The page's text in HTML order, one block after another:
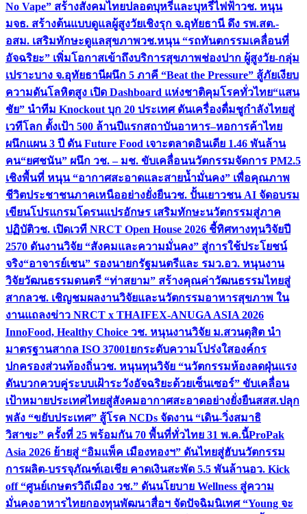
No Vape” สร้างสังคมไทยปลอดบุหรี่และบุหรี่ไฟฟ้าวช. หนุน
มจธ. สร้างต้นแบบดูแลผู้สูงวัยเชิงรุก จ.อุทัยธานี ดึง รพ.สต.-
อสม. เสริมทักษะดูแลสุขภาพวช.หนุน “รถทันตกรรมเคลื่อนที่
อัจฉริยะ” เพิ่มโอกาสเข้าถึงบริการสุขภาพช่องปาก ผู้สูงวัย-กลุ่ม
เปราะบาง จ.อุทัยธานีผนึก 5 ภาคี “Beat the Pressure” สู้ภัยเงียบ
ความดันโลหิตสูง เปิด Dashboard แห่งชาติคุมโรคทั่วไทย“แสน
ชัย” นำทีม Knockout บุก 20 ประเทศ ดันเครื่องดื่มชูกำลังไทยสู่
เวทีโลก ตั้งเป้า 500 ล้านปีแรกสถาบันอาหาร–หอการค้าไทย
ผนึกแผน 3 ปี ดัน Future Food เจาะตลาดอินเดีย 1.46 พันล้าน
คน“ยศชนัน” ผนึก วช. – มช. ขับเคลื่อนนวัตกรรมจัดการ PM2.5
เชิงพื้นที่ หนุน “อากาศสะอาดและสายน้ำมั่นคง” เพื่อคุณภาพ
ชีวิตประชาชนภาคเหนืออย่างยั่งยืนวช. ปั้นเยาวชน AI จัดอบรม
เขียนโปรแกรมโดรนแปรอักษร เสริมทักษะนวัตกรรมสู่ภาค
ปฏิบัติวช. เปิดเวที NRCT Open House 2026 ชี้ทิศทางทุนวิจัยปี
2570 ดันงานวิจัย “สังคมและความมั่นคง” สู่การใช้ประโยชน์
จริง“อาจารย์เชน” รองนายกรัฐมนตรีและ รมว.อว. หนุนงาน
วิจัยวัฒนธรรมดนตรี “ท่าสยาม” สร้างคุณค่าวัฒนธรรมไทยสู่
สากลวช. เชิญชมผลงานวิจัยและนวัตกรรมอาหารสุขภาพ ใน
งานแถลงข่าว NRCT x THAIFEX-ANUGA ASIA 2026
InnoFood, Healthy Choice วช. หนุนงานวิจัย ม.สวนดุสิต นำ
มาตรฐานสากล ISO 37001ยกระดับความโปร่งใสองค์กร
ปกครองส่วนท้องถิ่นวช. หนุนทุนวิจัย “นวัตกรรมห้องลดฝุ่นแรง
ดันบวกควบคู่ระบบเฝ้าระวังอัจฉริยะด้วยเซ็นเซอร์” ขับเคลื่อน
เป้าหมายประเทศไทยสู่สังคมอากาศสะอาดอย่างยั่งยืนสสส.ปลุก
พลัง “ขยับประเทศ” สู้โรค NCDs จัดงาน “เดิน-วิ่งสมาธิ
วิสาขะ” ครั้งที่ 25 พร้อมกัน 70 พื้นที่ทั่วไทย 31 พ.ค.นี้ProPak
Asia 2026 ย้ายสู่ “อิมแพ็ค เมืองทองฯ” ดันไทยสู่ฮับนวัตกรรม
การผลิต-บรรจุภัณฑ์เอเชีย คาดเงินสะพัด 5.5 พันล้านอว. Kick
off “ศูนย์เกษตรวิถีเมือง วช.” ดันนโยบาย Wellness สู่ความ
มั่นคงอาหารไทยกองทุนพัฒนาสื่อฯ จัดปัจฉิมนิเทศ “Young จะ